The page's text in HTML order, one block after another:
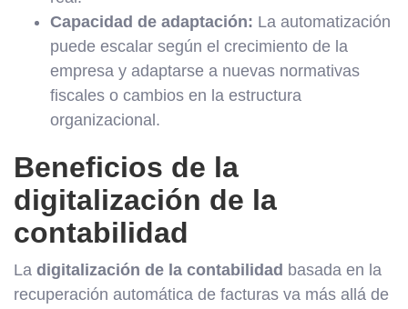
Capacidad de adaptación: La automatización
puede escalar según el crecimiento de la
empresa y adaptarse a nuevas normativas
fiscales o cambios en la estructura
organizacional.
Beneficios de la
digitalización de la
contabilidad
La digitalización de la contabilidad basada en la
recuperación automática de facturas va más allá de